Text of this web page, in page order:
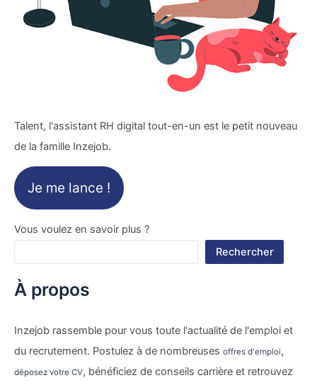
Talent, l'assistant RH digital tout-en-un est le petit nouveau
de la famille Inzejob.
Je me lance !
Vous voulez en savoir plus ?
Rechercher
À propos
Inzejob rassemble pour vous toute l'actualité de l'emploi et
du recrutement. Postulez à de nombreuses offres d'emploi,
déposez votre CV, bénéficiez de conseils carrière et retrouvez